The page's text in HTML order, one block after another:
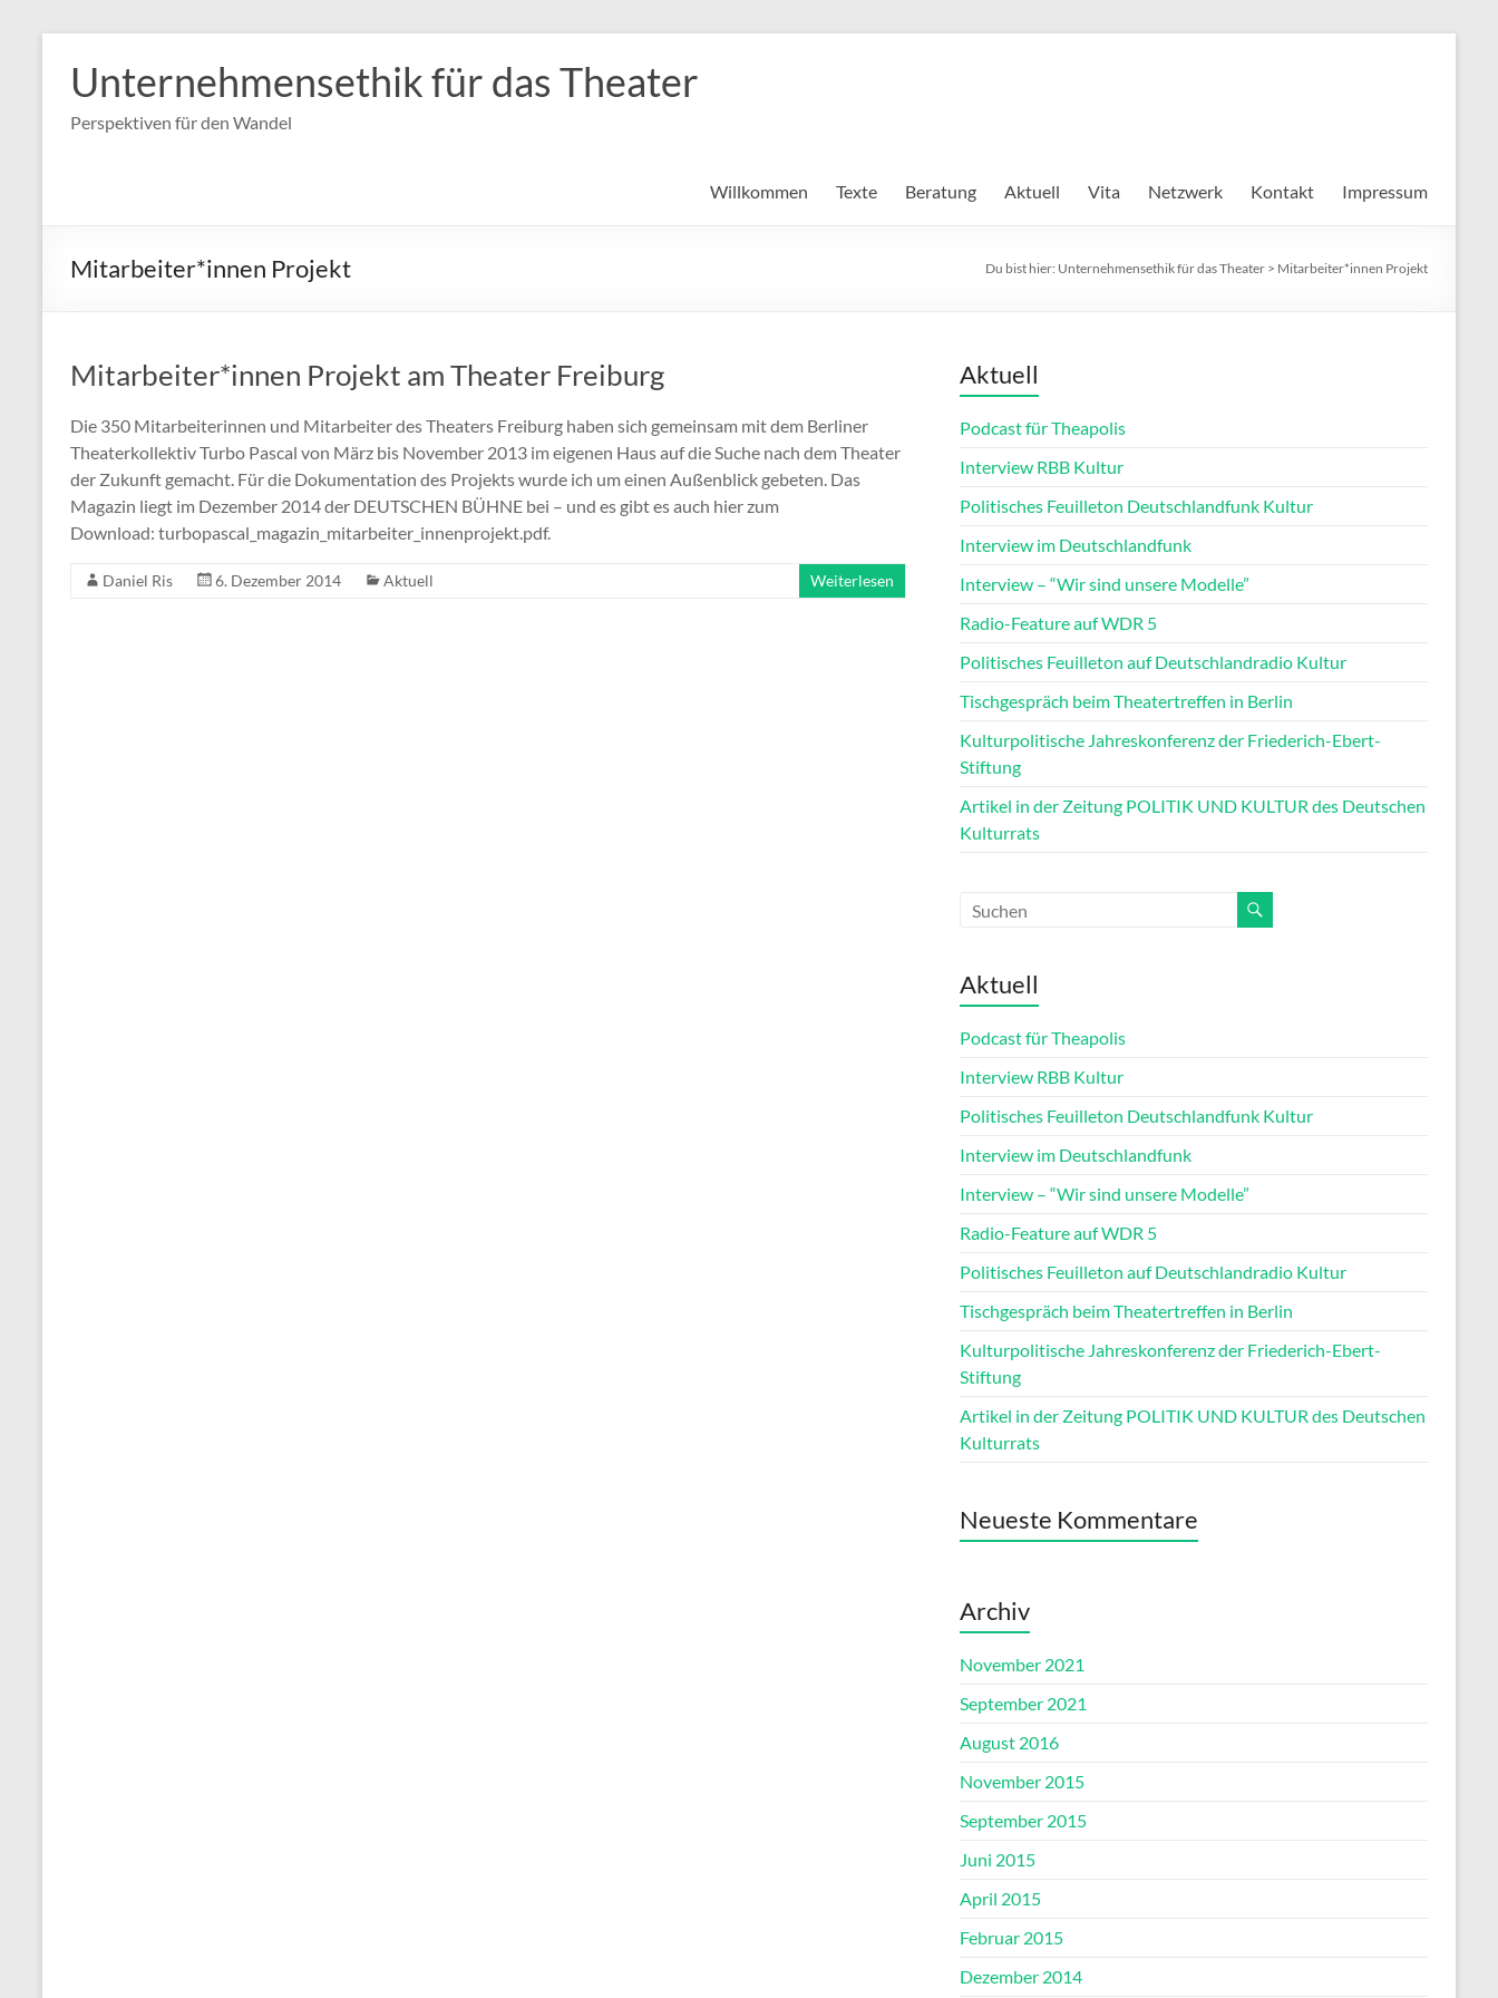
Inhalt
springen
Unternehmensethik für das Theater
Perspektiven für den Wandel
Willkommen Texte Beratung Aktuell Vita Netzwerk Kontakt Impressum
Mitarbeiter*innen Projekt Du bist hier: Unternehmensethik für das Theater > Mitarbeiter*innen Projekt
Mitarbeiter*innen Projekt am Theater Freiburg
Die 350 Mitarbeiterinnen und Mitarbeiter des Theaters Freiburg haben sich gemeinsam mit dem Berliner
Theaterkollektiv Turbo Pascal von März bis November 2013 im eigenen Haus auf die Suche nach dem Theater
der Zukunft gemacht. Für die Dokumentation des Projekts wurde ich um einen Außenblick gebeten. Das
Magazin liegt im Dezember 2014 der DEUTSCHEN BÜHNE bei – und es gibt es auch hier zum
Download: turbopascal_magazin_mitarbeiter_innenprojekt.pdf.
Daniel Ris 6. Dezember 2014 Aktuell Weiterlesen
Aktuell
Podcast für Theapolis
Interview RBB Kultur
Politisches Feuilleton Deutschlandfunk Kultur
Interview im Deutschlandfunk
Interview – “Wir sind unsere Modelle”
Radio-Feature auf WDR 5
Politisches Feuilleton auf Deutschlandradio Kultur
Tischgespräch beim Theatertreffen in Berlin
Kulturpolitische Jahreskonferenz der Friederich-Ebert-
Stiftung
Artikel in der Zeitung POLITIK UND KULTUR des Deutschen
Kulturrats
Aktuell
Podcast für Theapolis
Interview RBB Kultur
Politisches Feuilleton Deutschlandfunk Kultur
Interview im Deutschlandfunk
Interview – “Wir sind unsere Modelle”
Radio-Feature auf WDR 5
Politisches Feuilleton auf Deutschlandradio Kultur
Tischgespräch beim Theatertreffen in Berlin
Kulturpolitische Jahreskonferenz der Friederich-Ebert-
Stiftung
Artikel in der Zeitung POLITIK UND KULTUR des Deutschen
Kulturrats
Neueste Kommentare
Archiv
November 2021
September 2021
August 2016
November 2015
September 2015
Juni 2015
April 2015
Februar 2015
Dezember 2014